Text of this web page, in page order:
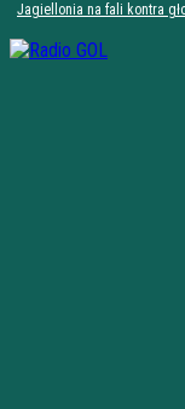
Jagiellonia na fali kontra